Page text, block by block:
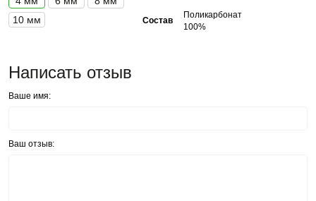
10 мм
Состав
Поликарбонат
100%
Написать отзыв
Ваше имя:
Ваш отзыв: